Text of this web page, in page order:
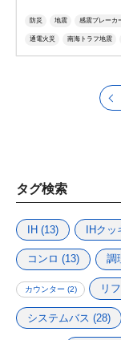
防災 地震 感震ブレーカ
通電火災 南海トラフ地震
電気火災
タグ検索
IH(13) IHクッ
コンロ (13) 調
カウンター (2) リ
システムバス (28)